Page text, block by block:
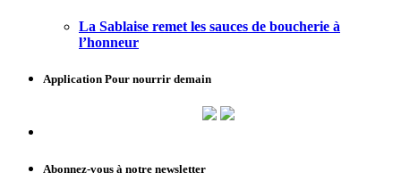
La Sablaise remet les sauces de boucherie à
l’honneur
Application Pour nourrir demain
Abonnez-vous à notre newsletter